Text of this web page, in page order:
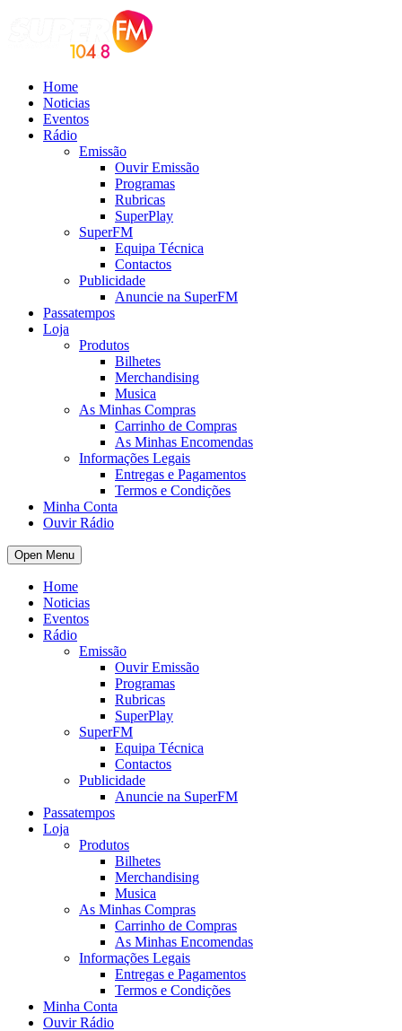
Home
Noticias
Eventos
Rádio
Emissão
Ouvir Emissão
Programas
Rubricas
SuperPlay
SuperFM
Equipa Técnica
Contactos
Publicidade
Anuncie na SuperFM
Passatempos
Loja
Produtos
Bilhetes
Merchandising
Musica
As Minhas Compras
Carrinho de Compras
As Minhas Encomendas
Informações Legais
Entregas e Pagamentos
Termos e Condições
Minha Conta
Ouvir Rádio
Open Menu
Home
Noticias
Eventos
Rádio
Emissão
Ouvir Emissão
Programas
Rubricas
SuperPlay
SuperFM
Equipa Técnica
Contactos
Publicidade
Anuncie na SuperFM
Passatempos
Loja
Produtos
Bilhetes
Merchandising
Musica
As Minhas Compras
Carrinho de Compras
As Minhas Encomendas
Informações Legais
Entregas e Pagamentos
Termos e Condições
Minha Conta
Ouvir Rádio